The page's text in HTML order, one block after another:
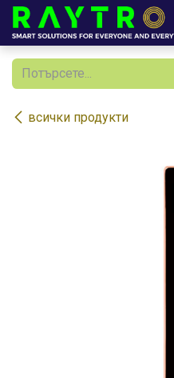
Преминете към съдържание
всички продукти